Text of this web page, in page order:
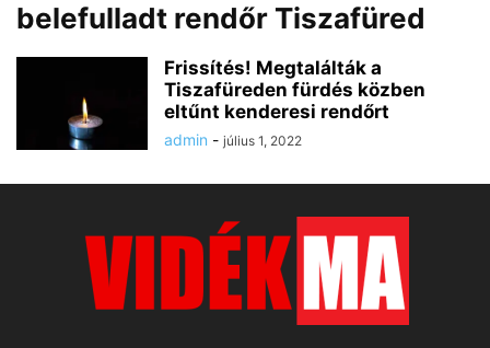
belefulladt rendőr Tiszafüred
Frissítés! Megtalálták a
Tiszafüreden fürdés közben
eltűnt kenderesi rendőrt
admin - július 1, 2022